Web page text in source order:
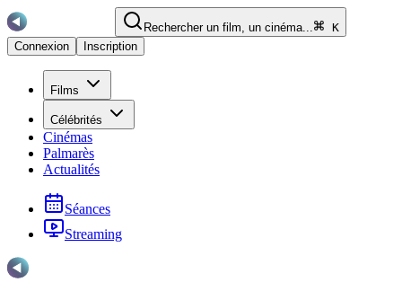
Rechercher un film, un cinéma...
K
Connexion
Inscription
Films
Célébrités
Cinémas
Palmarès
Actualités
Séances
Streaming